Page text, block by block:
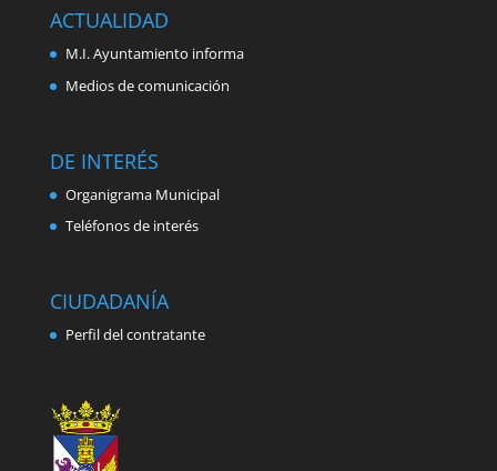
ACTUALIDAD
M.I. Ayuntamiento informa
Medios de comunicación
DE INTERÉS
Organigrama Municipal
Teléfonos de interés
CIUDADANÍA
Perfil del contratante